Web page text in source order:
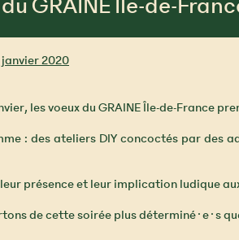
GRAINE Île-de-
2020
les voeux du GRAINE Île-de-France
: des ateliers DIY concoctés par des
présence et leur implication ludique
de cette soirée plus déterminé·e·s